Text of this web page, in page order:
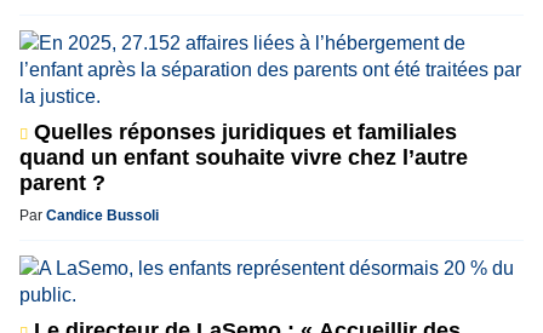
Quelles réponses juridiques et familiales
quand un enfant souhaite vivre chez l’autre
parent ?
Par Candice Bussoli